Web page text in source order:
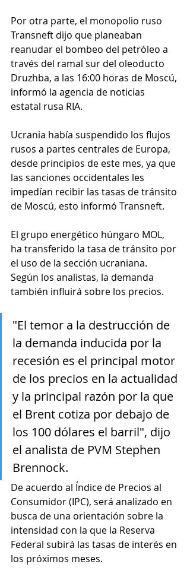
Por otra parte, el monopolio ruso
Transneft dijo que planeaban
reanudar el bombeo del petróleo a
través del ramal sur del oleoducto
Druzhba, a las 16:00 horas de Moscú,
informó la agencia de noticias
estatal rusa RIA.
Ucrania había suspendido los flujos
rusos a partes centrales de Europa,
desde principios de este mes, ya que
las sanciones occidentales les
impedían recibir las tasas de tránsito
de Moscú, esto informó Transneft.
El grupo energético húngaro MOL,
ha transferido la tasa de tránsito por
el uso de la sección ucraniana.
Según los analistas, la demanda
también influirá sobre los precios.
"El temor a la destrucción de
la demanda inducida por la
recesión es el principal motor
de los precios en la actualidad
y la principal razón por la que
el Brent cotiza por debajo de
los 100 dólares el barril", dijo
el analista de PVM Stephen
Brennock.
De acuerdo al Índice de Precios al
Consumidor (IPC), será analizado en
busca de una orientación sobre la
intensidad con la que la Reserva
Federal subirá las tasas de interés en
los próximos meses.